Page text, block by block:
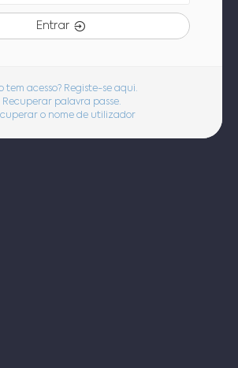
Entrar
tem acesso? Registe-se aqui.
Recuperar palavra passe.
o nome de utilizador